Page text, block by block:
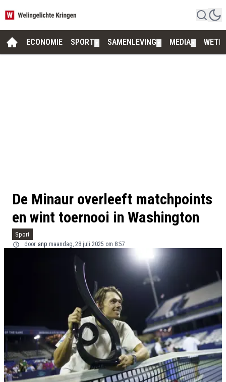
ECONOMIE SPORT SAMENLEVING MEDIA
De Minaur overleeft matchpoints
en wint toernooi in Washington
Sport
door anp maandag, 28 juli 2025 om 8:57